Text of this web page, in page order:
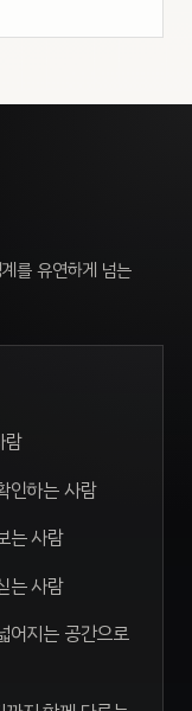
를 유연하게 넘는
람
인하는 사람
는 사람
는 사람
어지는 공간으로